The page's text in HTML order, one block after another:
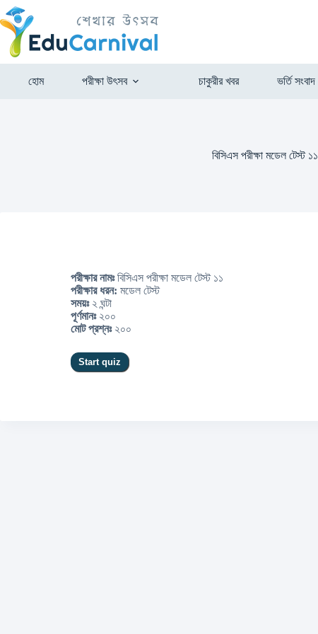
হোম পরীক্ষা উৎসব চাকুরীর খবর ভর্তি সংবাদ
বিসিএস পরীক্ষা মডেল টেস্ট ১১
পরীক্ষার নামঃবিসিএস পরীক্ষা মডেল টেস্ট ১১
পরীক্ষার ধরন: মডেল টেস্ট
সময়ঃ২ ঘন্টা
পূর্ণমানঃ২০০
মোট প্রশ্নঃ২০০